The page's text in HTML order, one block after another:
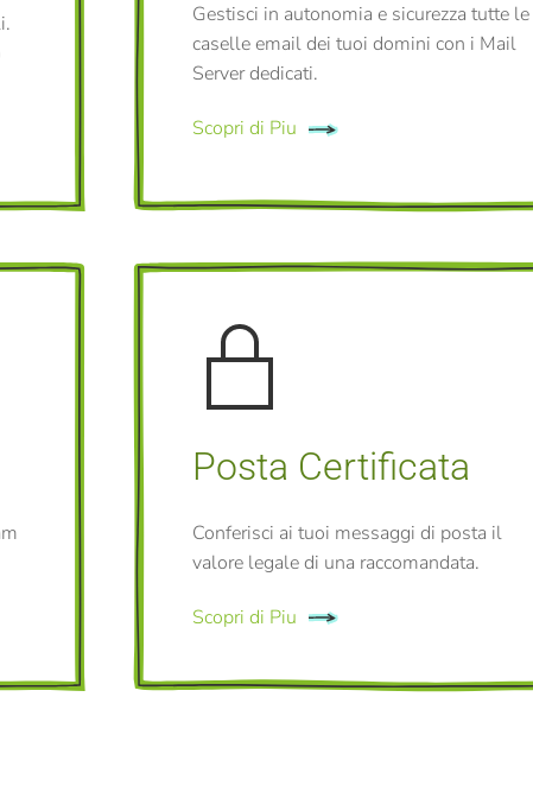
Gestisci in autonomia e sicurezza tutte le
caselle email dei tuoi domini con i Mail
Server dedicati.
Scopri di Piu
Posta Certificata
Conferisci ai tuoi messaggi di posta il
valore legale di una raccomandata.
Scopri di Piu